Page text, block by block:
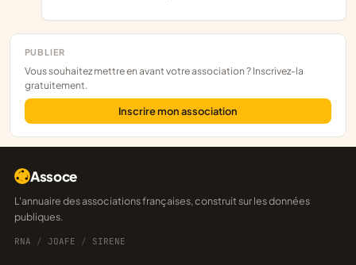
PUBLIER
Vous souhaitez mettre en avant votre association ? Inscrivez-la
gratuitement.
Inscrire mon association
Assoce
L'annuaire des associations françaises, construit sur les données
publiques.
RNA / JOAFE / SIRENE